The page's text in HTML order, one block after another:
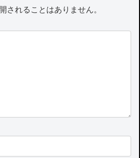
されることはありません。